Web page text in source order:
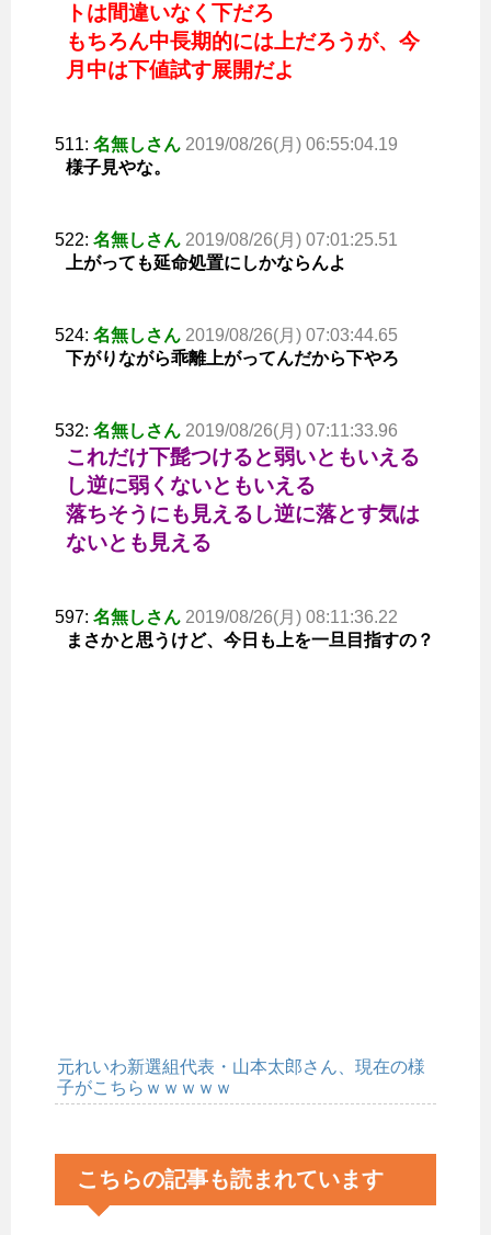
トは間違いなく下だろ
もちろん中長期的には上だろうが、今
月中は下値試す展開だよ
511: 名無しさん 2019/08/26(月) 06:55:04.19
様子見やな。
522: 名無しさん 2019/08/26(月) 07:01:25.51
上がっても延命処置にしかならんよ
524: 名無しさん 2019/08/26(月) 07:03:44.65
下がりながら乖離上がってんだから下やろ
532: 名無しさん 2019/08/26(月) 07:11:33.96
これだけ下髭つけると弱いともいえる
し逆に弱くないともいえる
落ちそうにも見えるし逆に落とす気は
ないとも見える
597: 名無しさん 2019/08/26(月) 08:11:36.22
まさかと思うけど、今日も上を一旦目指すの？
元れいわ新選組代表・山本太郎さん、現在の様
子がこちらｗｗｗｗｗ
こちらの記事も読まれています